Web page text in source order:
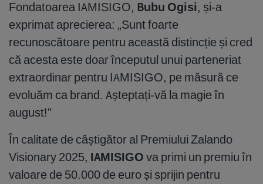
Fondatoarea IAMISIGO, Bubu Ogisi, și-a
exprimat aprecierea: „Sunt foarte
recunoscătoare pentru această distincție și cred
că acesta este doar începutul unui parteneriat
extraordinar pentru IAMISIGO, pe măsură ce
evoluăm ca brand. Așteptați-vă la magie în
august!"
În calitate de câștigător al Premiului Zalando
Visionary 2025, IAMISIGO va primi un premiu în
valoare de 50.000 de euro și sprijin pentru